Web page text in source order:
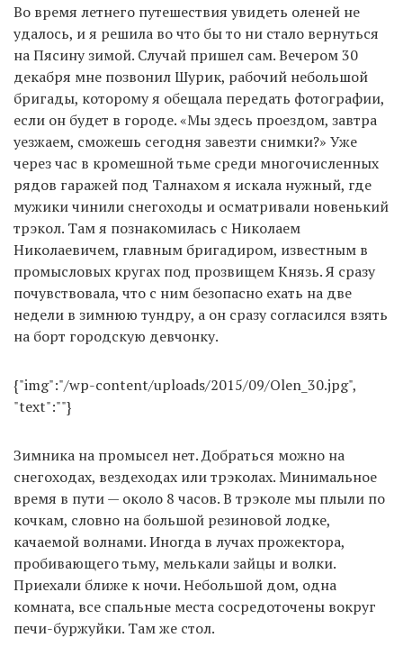
Во время летнего путешествия увидеть оленей не
удалось, и я решила во что бы то ни стало вернуться
на Пясину зимой. Случай пришел сам. Вечером 30
декабря мне позвонил Шурик, рабочий небольшой
бригады, которому я обещала передать фотографии,
если он будет в городе. «Мы здесь проездом, завтра
уезжаем, сможешь сегодня завезти снимки?» Уже
через час в кромешной тьме среди многочисленных
рядов гаражей под Талнахом я искала нужный, где
мужики чинили снегоходы и осматривали новенький
трэкол. Там я познакомилась с Николаем
Николаевичем, главным бригадиром, известным в
промысловых кругах под прозвищем Князь. Я сразу
почувствовала, что с ним безопасно ехать на две
недели в зимнюю тундру, а он сразу согласился взять
на борт городскую девчонку.
{"img":"/wp-content/uploads/2015/09/Olen_30.jpg",
"text":""}
Зимника на промысел нет. Добраться можно на
снегоходах, вездеходах или трэколах. Минимальное
время в пути — около 8 часов. В трэколе мы плыли по
кочкам, словно на большой резиновой лодке,
качаемой волнами. Иногда в лучах прожектора,
пробивающего тьму, мелькали зайцы и волки.
Приехали ближе к ночи. Небольшой дом, одна
комната, все спальные места сосредоточены вокруг
печи-буржуйки. Там же стол.